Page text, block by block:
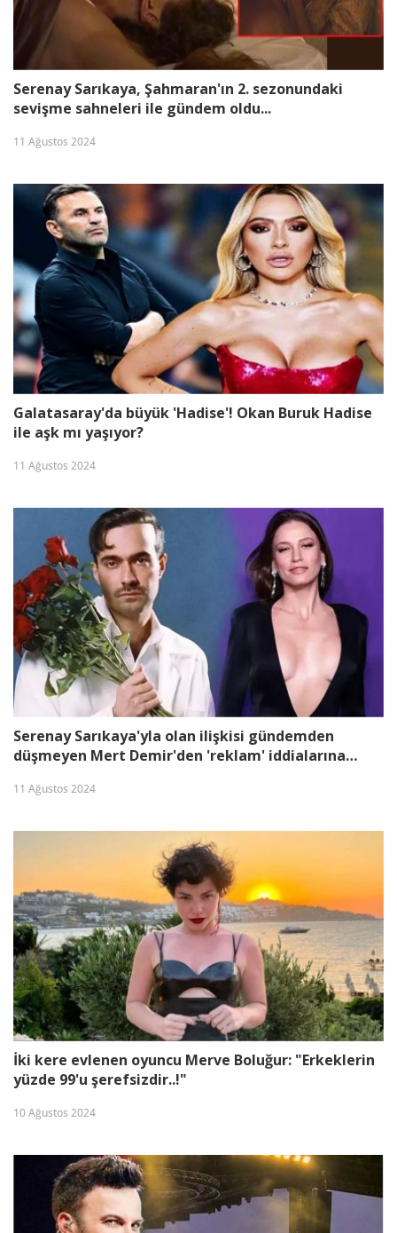
Serenay Sarıkaya, Şahmaran'ın 2. sezonundaki
sevişme sahneleri ile gündem oldu...
11 Ağustos 2024
Galatasaray'da büyük 'Hadise'! Okan Buruk Hadise
ile aşk mı yaşıyor?
11 Ağustos 2024
Serenay Sarıkaya'yla olan ilişkisi gündemden
düşmeyen Mert Demir'den 'reklam' iddialarına
11 Ağustos 2024
İki kere evlenen oyuncu Merve Boluğur: "Erkeklerin
yüzde 99'u şerefsizdir..!"
10 Ağustos 2024